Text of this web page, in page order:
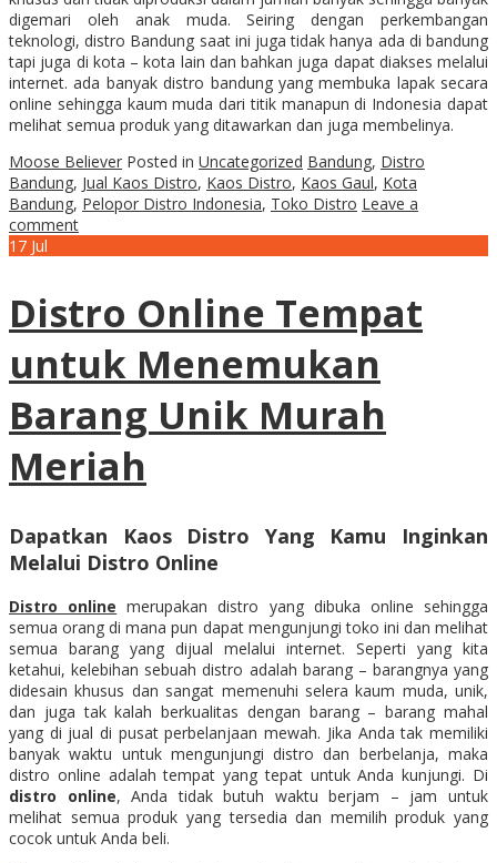
digemari oleh anak muda. Seiring dengan perkembangan
teknologi, distro Bandung saat ini juga tidak hanya ada di bandung
tapi juga di kota – kota lain dan bahkan juga dapat diakses melalui
internet. ada banyak distro bandung yang membuka lapak secara
online sehingga kaum muda dari titik manapun di Indonesia dapat
melihat semua produk yang ditawarkan dan juga membelinya.
Moose Believer Posted in Uncategorized Bandung, Distro
Bandung, Jual Kaos Distro, Kaos Distro, Kaos Gaul, Kota
Bandung, Pelopor Distro Indonesia, Toko Distro Leave a
comment
17 Jul
Distro Online Tempat
untuk Menemukan
Barang Unik Murah
Meriah
Dapatkan Kaos Distro Yang Kamu Inginkan
Melalui Distro Online
Distro online merupakan distro yang dibuka online sehingga
semua orang di mana pun dapat mengunjungi toko ini dan melihat
semua barang yang dijual melalui internet. Seperti yang kita
ketahui, kelebihan sebuah distro adalah barang – barangnya yang
didesain khusus dan sangat memenuhi selera kaum muda, unik,
dan juga tak kalah berkualitas dengan barang – barang mahal
yang di jual di pusat perbelanjaan mewah. Jika Anda tak memiliki
banyak waktu untuk mengunjungi distro dan berbelanja, maka
distro online adalah tempat yang tepat untuk Anda kunjungi. Di
distro online, Anda tidak butuh waktu berjam – jam untuk
melihat semua produk yang tersedia dan memilih produk yang
cocok untuk Anda beli.